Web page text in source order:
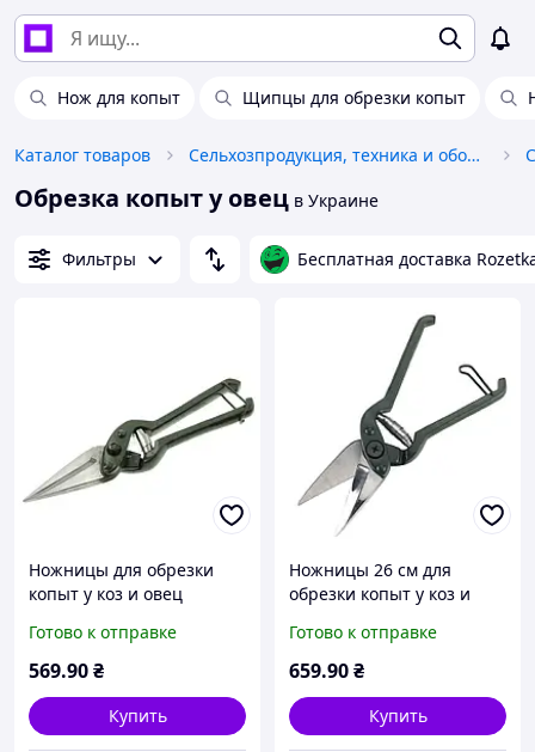
Нож для копыт Щипцы для обрезки копыт
Каталог товаров Сельхозпродукция, техника и оборудование
Обрезка копыт у овец в Украине
Фильтры Бесплатная доставка
Ножницы для обрезки
копыт у коз и овец
Готово к отправке
569.90₴
Купить
Ножницы 26 см для
обрезки копыт у коз и
лезвием), Kerbl Германия
Готово к отправке
659.90₴
Купить